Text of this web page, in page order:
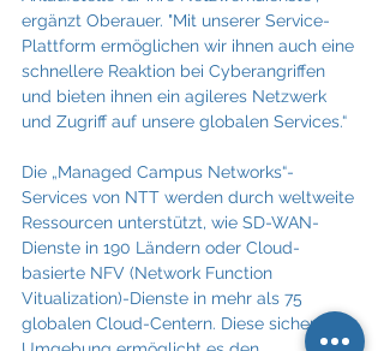
ergänzt Oberauer. "Mit unserer Service-
Plattform ermöglichen wir ihnen auch eine
schnellere Reaktion bei Cyberangriffen
und bieten ihnen ein agileres Netzwerk
und Zugriff auf unsere globalen Services.“
Die „Managed Campus Networks“-
Services von NTT werden durch weltweite
Ressourcen unterstützt, wie SD-WAN-
Dienste in 190 Ländern oder Cloud-
basierte NFV (Network Function
Vitualization)-Dienste in mehr als 75
globalen Cloud-Centern. Diese sichere